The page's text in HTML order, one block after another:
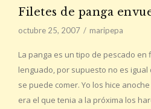
Filetes de panga
octubre 25, 2007 maripepa
La panga es un tipo de pescado en
lenguado, por supuesto no es
se puede comer. Yo los hice
era el que tenia a la próxima los